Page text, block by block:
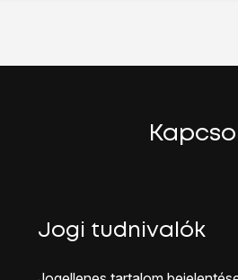
Jogi tudnivalók